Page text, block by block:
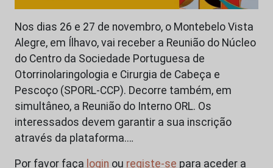
Nos dias 26 e 27 de novembro, o Montebelo Vista
Alegre, em Ílhavo, vai receber a Reunião do Núcleo
do Centro da Sociedade Portuguesa de
Otorrinolaringologia e Cirurgia de Cabeça e
Pescoço (SPORL-CCP). Decorre também, em
simultâneo, a Reunião do Interno ORL. Os
interessados devem garantir a sua inscrição
através da plataforma.…
Por favor faça login ou registe-se para aceder a